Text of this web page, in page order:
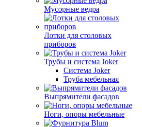
Мусорные ведра
Лотки для столовых
приборов
Трубы и система Joker
Система Joker
Труба мебельная
Выпрямители фасадов
Ноги, опоры мебельные